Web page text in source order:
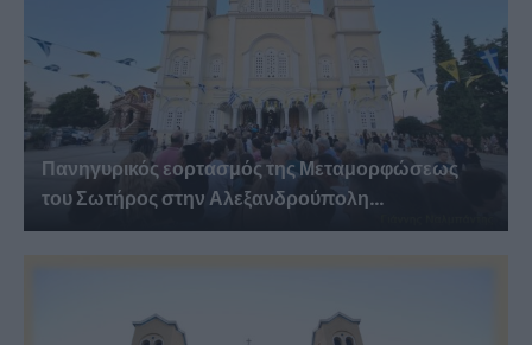
Πανηγυρικός εορτασμός της Μεταμορφώσεως
του Σωτήρος στην Αλεξανδρούπολη...